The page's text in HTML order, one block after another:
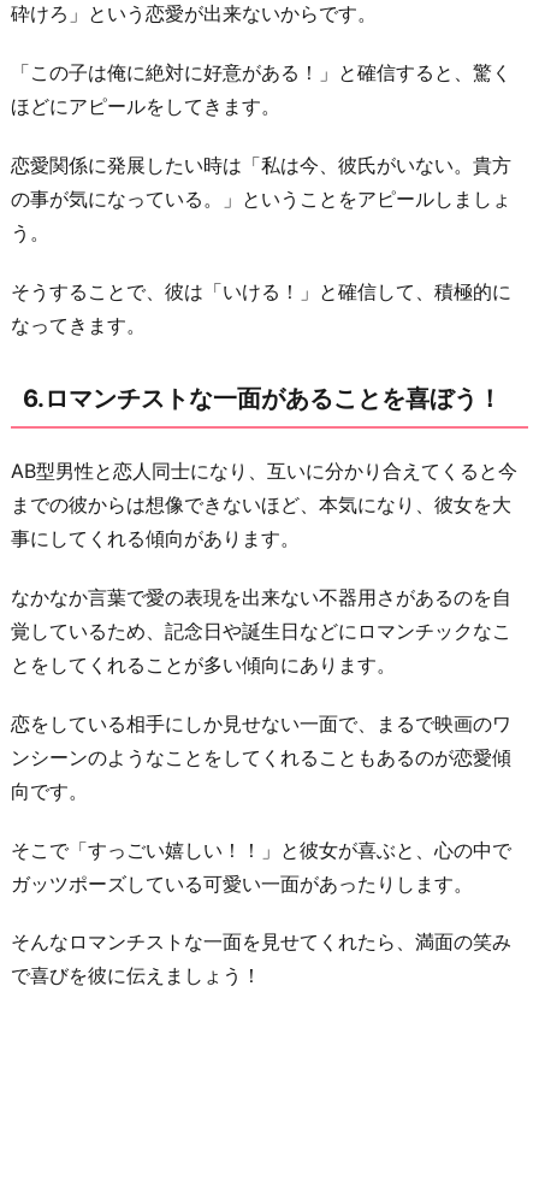
れ
あ
げ
よ
う！
り
に
砕けろ」という恋愛が出来ないからです。
「この子は俺に絶対に好意がある！」と確信すると、驚く
ほどにアピールをしてきます。
恋愛関係に発展したい時は「私は今、彼氏がいない。貴方
の事が気になっている。」ということをアピールしましょ
う。
そうすることで、彼は「いける！」と確信して、積極的に
なってきます。
6.ロマンチストな一面があることを喜ぼう！
AB型男性と恋人同士になり、互いに分かり合えてくると今
までの彼からは想像できないほど、本気になり、彼女を大
事にしてくれる傾向があります。
なかなか言葉で愛の表現を出来ない不器用さがあるのを自
覚しているため、記念日や誕生日などにロマンチックなこ
とをしてくれることが多い傾向にあります。
恋をしている相手にしか見せない一面で、まるで映画のワ
ンシーンのようなことをしてくれることもあるのが恋愛傾
向です。
そこで「すっごい嬉しい！！」と彼女が喜ぶと、心の中で
ガッツポーズしている可愛い一面があったりします。
そんなロマンチストな一面を見せてくれたら、満面の笑み
で喜びを彼に伝えましょう！